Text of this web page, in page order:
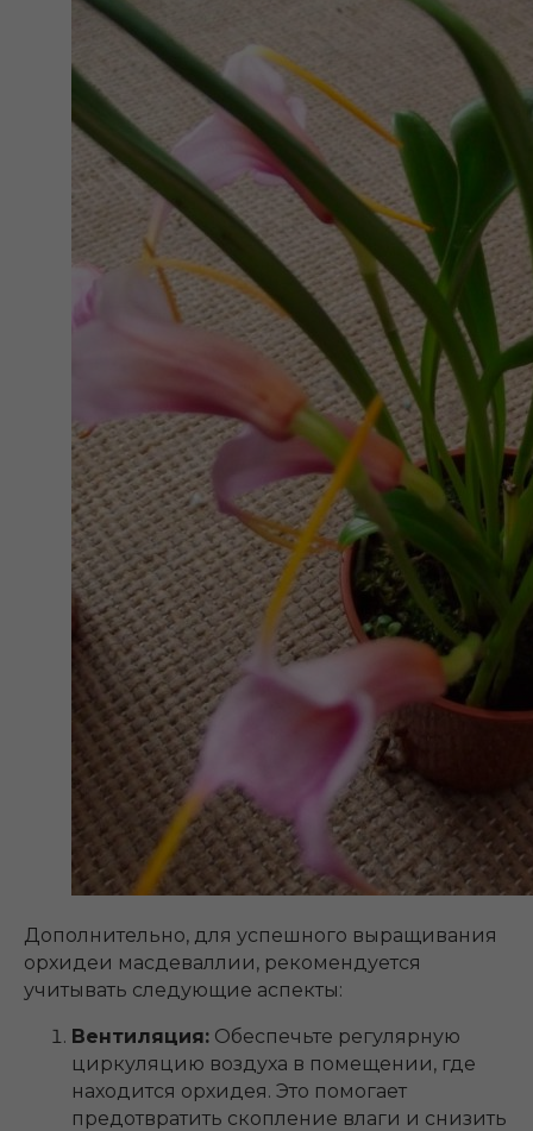
Дополнительно, для успешного выращивания
орхидеи масдеваллии, рекомендуется
учитывать следующие аспекты:
Вентиляция: Обеспечьте регулярную
циркуляцию воздуха в помещении, где
находится орхидея. Это помогает
предотвратить скопление влаги и снизить